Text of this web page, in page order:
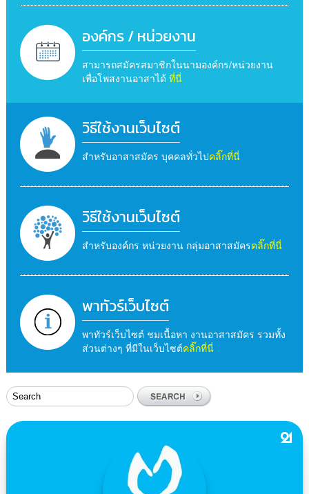
องค์กร / หน่วยงาน
สามารถสมัครสมาชิกในนามองค์กร/หน่วยงาน
เพื่อโพสงานอาสาได้ ที่นี่
วิธีใช้งานเว็บไซต์
สำหรับอาสาสมัคร บุคคลทั่วไปคลิ๊กที่นี่
วิธีใช้งานเว็บไซต์
สำหรับองค์กร หน่วยงาน กลุ่มอาสาสมัครคลิ๊กที่นี่
พาทัวร์เว็บไซต์
พาทัวร์เว็บไซต์ ชมเนื้อหา งานอาสาสมัคร รวมทั้ง
ส่วนต่างๆ ที่มีในเว็บไซต์คลิ๊กที่นี่